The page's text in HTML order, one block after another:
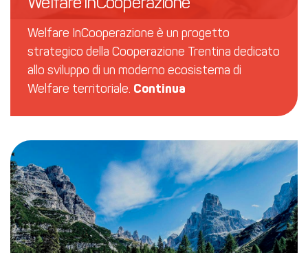
Welfare inCooperazione
Welfare InCooperazione è un progetto
strategico della Cooperazione Trentina dedicato
allo sviluppo di un moderno ecosistema di
Welfare territoriale.